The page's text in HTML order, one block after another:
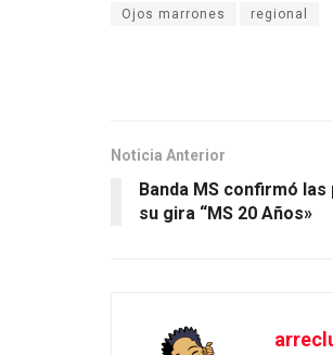
Ojos marrones regional
Noticia Anterior
Banda MS confirmó
su gira “MS 20 Años»